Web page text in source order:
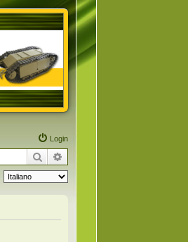
Login
Cerca